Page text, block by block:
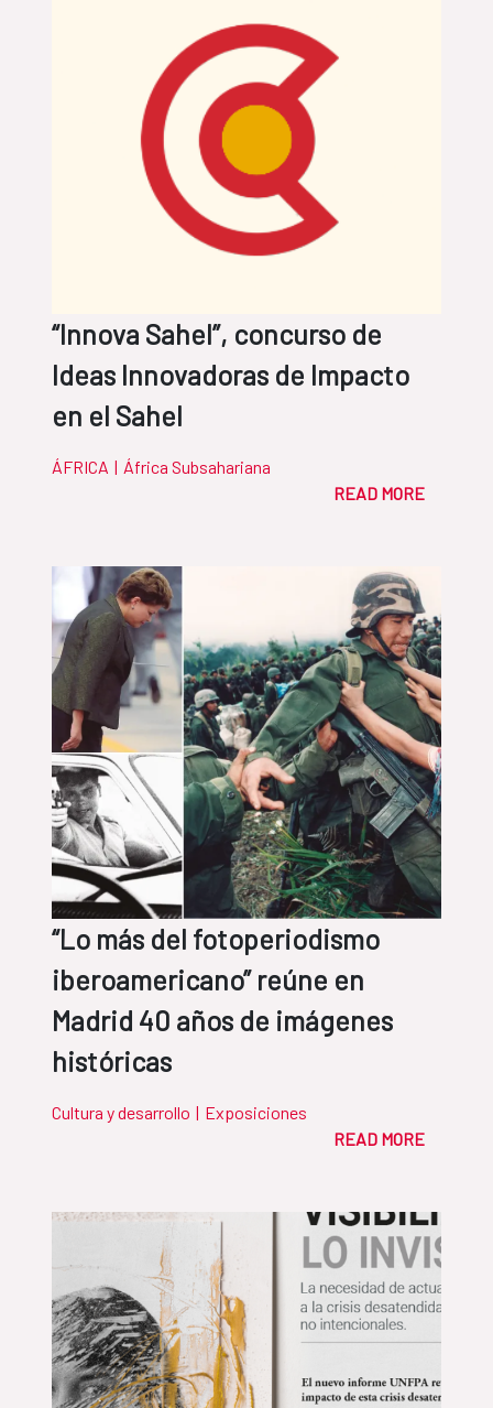
“Innova Sahel”, concurso de
Ideas Innovadoras de Impacto
en el Sahel
ÁFRICA | África Subsahariana
READ MORE
“Lo más del fotoperiodismo
iberoamericano” reúne en
Madrid 40 años de imágenes
históricas
Cultura y desarrollo | Exposiciones
READ MORE